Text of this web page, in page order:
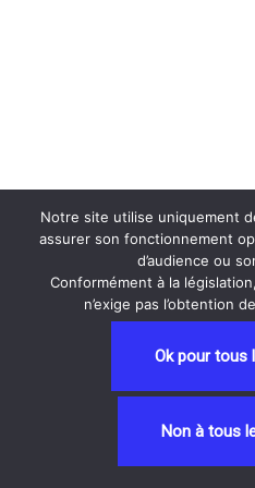
Neve| Propulsé
Privacy and Terms
Notre site utilise uniquement
assurer son fonctionnement
d’audience ou
Conformément à la
n’exige pas l’obtention
Ok pour tous
Non à tous